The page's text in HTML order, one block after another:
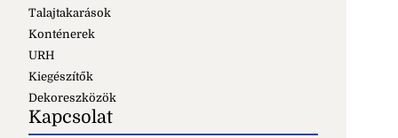
Talajtakarások
Konténerek
URH
Kiegészítők
Dekoreszközök
Kapcsolat